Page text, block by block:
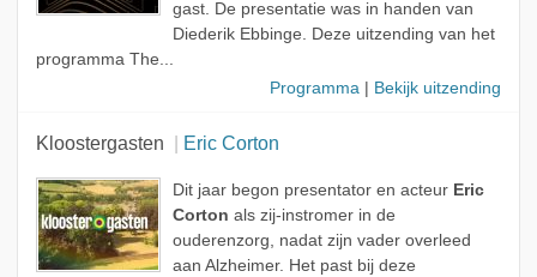
gast. De presentatie was in handen van
Diederik Ebbinge. Deze uitzending van het
programma The...
Programma
Bekijk uitzending
Kloostergasten Eric Corton
Dit jaar begon presentator en acteur Eric
Corton als zij-instromer in de
ouderenzorg, nadat zijn vader overleed
aan Alzheimer. Het past bij deze